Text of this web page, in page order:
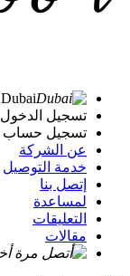
Dubai
تسجيل الدخول
تسجيل حساب
عن الشركة
خدمة التوصيل
إتصل بنا
لمساعدة
التعليقات
مقالات